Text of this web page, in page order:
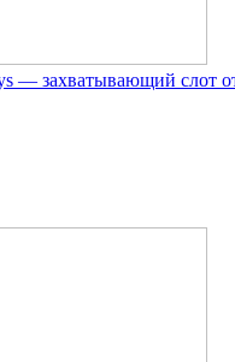
— захватывающий слот